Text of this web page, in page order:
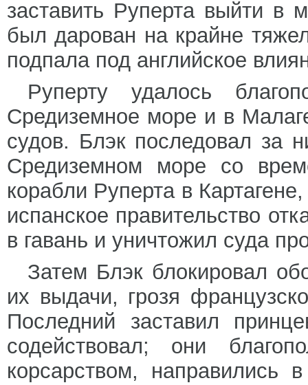
заставить Руперта выйти в
был дарован на крайне
подпала под английское
Руперту удалось
Средиземное море и в
судов. Блэк последовал за
Средиземном море со
корабли Руперта в
испанское правительство
в гавань и уничтожил суда
Затем Блэк блокировал
их выдачи, грозя
Последний заставил
содействовал; они
корсарством,